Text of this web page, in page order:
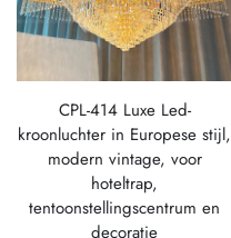
CPL-414 Luxe Led-
kroonluchter in Europese stijl,
modern vintage, voor
hoteltrap,
tentoonstellingscentrum en
decoratie